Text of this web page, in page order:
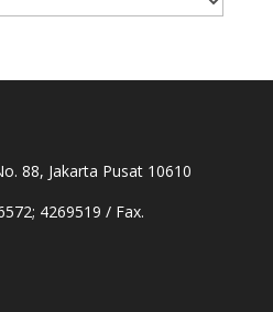
88, Jakarta Pusat 10610
4269519 / Fax.